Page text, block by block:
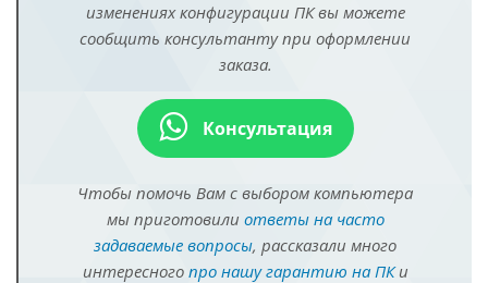
изменениях конфигурации ПК вы можете
сообщить консультанту при оформлении
заказа.
Консультация
Чтобы помочь Вам с выбором компьютера
мы приготовили ответы на часто
задаваемые вопросы, рассказали много
интересного про нашу гарантию на ПКи